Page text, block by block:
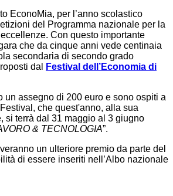
EconoMia, per l’anno scolastico
del Programma nazionale per la
Con questo importante
che da cinque anni vede centinaia
secondaria di secondo grado
dal
Festival dell’Economia di
un assegno di 200 euro e sono ospiti a
che quest'anno, alla sua
si terrà dal 31 maggio al 3 giugno
& TECNOLOGIA”.
un ulteriore premio da parte del
di essere inseriti nell’Albo nazionale